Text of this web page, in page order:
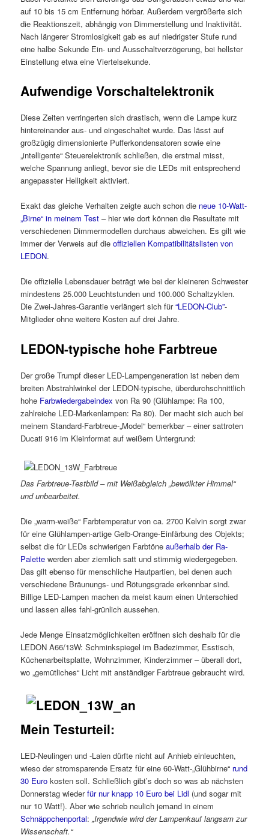
auf 10 bis 15 cm Entfernung hörbar. Außerdem vergrößerte sich
die Reaktionszeit, abhängig von Dimmerstellung und Inaktivität.
Nach längerer Stromlosigkeit gab es auf niedrigster Stufe rund
eine halbe Sekunde Ein- und Ausschaltverzögerung, bei hellster
Einstellung etwa eine Viertelsekunde.
Aufwendige Vorschaltelektronik
Diese Zeiten verringerten sich drastisch, wenn die Lampe kurz
hintereinander aus- und eingeschaltet wurde. Das lässt auf
großzügig dimensionierte Pufferkondensatoren sowie eine
„intelligente“ Steuerelektronik schließen, die erstmal misst,
welche Spannung anliegt, bevor sie die LEDs mit entsprechend
angepasster Helligkeit aktiviert.
Exakt das gleiche Verhalten zeigte auch schon die neue 10-Watt-
„Birne“ in meinem Test – hier wie dort können die Resultate mit
verschiedenen Dimmermodellen durchaus abweichen. Es gilt wie
immer der Verweis auf dieoffiziellen Kompatibilitätslisten von
LEDON.
Die offizielle Lebensdauer beträgt wie bei der kleineren Schwester
mindestens 25.000 Leuchtstunden und 100.000 Schaltzyklen.
Die Zwei-Jahres-Garantie verlängert sich für“LEDON-Club”-
Mitglieder ohne weitere Kosten auf drei Jahre.
LEDON-typische hohe Farbtreue
Der große Trumpf dieser LED-Lampengeneration ist neben dem
breiten Abstrahlwinkel der LEDON-typische, überdurchschnittlich
hohe Farbwiedergabeindex von Ra 90 (Glühlampe: Ra 100,
zahlreiche LED-Markenlampen: Ra 80). Der macht sich auch bei
meinem Standard-Farbtreue-„Model“ bemerkbar – einer sattroten
Ducati 916 im Kleinformat auf weißem Untergrund:
Das Farbtreue-Testbild – mit Weißabgleich „bewölkter Himmel“
und unbearbeitet.
Die „warm-weiße“ Farbtemperatur von ca. 2700 Kelvin sorgt zwar
für eine Glühlampen-artige Gelb-Orange-Einfärbung des Objekts;
selbst die für LEDs schwierigen Farbtöneaußerhalb der Ra-
Palette werden aber ziemlich satt und stimmig wiedergegeben.
Das gilt ebenso für menschliche Hautpartien, bei denen auch
verschiedene Bräunungs- und Rötungsgrade erkennbar sind.
Billige LED-Lampen machen da meist kaum einen Unterschied
und lassen alles fahl-grünlich aussehen.
Jede Menge Einsatzmöglichkeiten eröffnen sich deshalb für die
LEDON A66/13W: Schminkspiegel im Badezimmer, Esstisch,
Küchenarbeitsplatte, Wohnzimmer, Kinderzimmer – überall dort,
wo „gemütliches“ Licht mit anständiger Farbtreue gebraucht wird.
Mein Testurteil:
LED-Neulingen und -Laien dürfte nicht auf Anhieb einleuchten,
wieso der stromsparende Ersatz für eine 60-Watt-„Glühbirne“ rund
30 Euro kosten soll. Schließlich gibt’s doch so was ab nächsten
Donnerstag wiederfür nur knapp 10 Euro bei Lidl (und sogar mit
nur 10 Watt!). Aber wie schrieb neulich jemand in einem
Schnäppchenportal:„Irgendwie wird der Lampenkauf langsam zur
Wissenschaft.“